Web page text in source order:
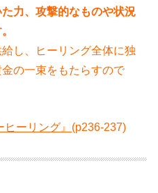
力、攻撃的なものや状況
し、ヒーリング全体に独
の一束をもたらすので
ーリング』 (p236-237)